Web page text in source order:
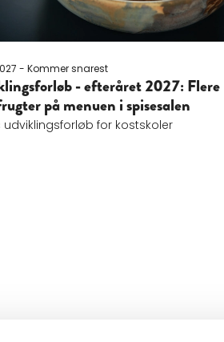
- Kommer snarest
- efteråret 2027: Flere
på menuen i spisesalen
udviklingsforløb for kostskoler